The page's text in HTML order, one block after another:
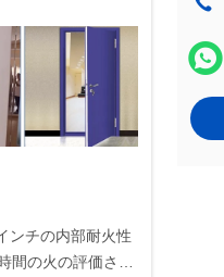
ンチの内部耐火性
間の火の評価され